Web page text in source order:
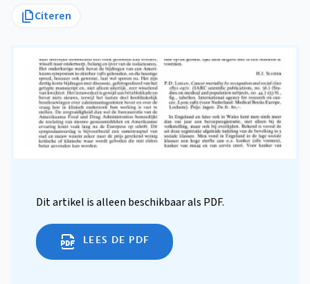
Citeren
Dit artikel is alleen beschikbaar als PDF.
LEES DE PDF